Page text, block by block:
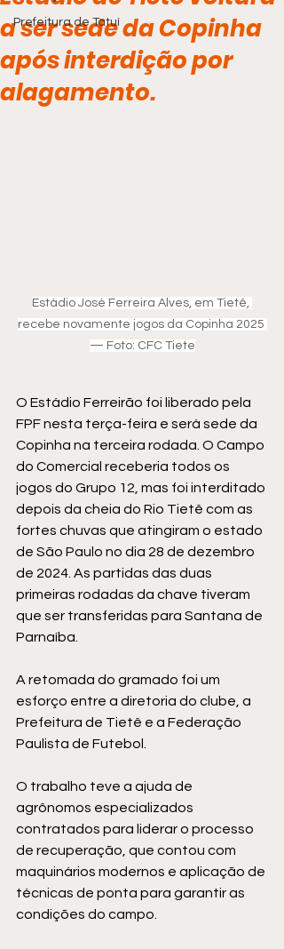
Prefeitura de Tatuí
a ser sede da Copinha
após interdição por
alagamento.
Estádio José Ferreira Alves, em Tietê,
recebe novamente jogos da Copinha 2025
— Foto: CFC Tiete
O Estádio Ferreirão foi liberado pela
FPF nesta terça-feira e será sede da
Copinha na terceira rodada. O Campo
do Comercial receberia todos os
jogos do Grupo 12, mas foi interditado
depois da cheia do Rio Tietê com as
fortes chuvas que atingiram o estado
de São Paulo no dia 28 de dezembro
de 2024. As partidas das duas
primeiras rodadas da chave tiveram
que ser transferidas para Santana de
Parnaíba.
A retomada do gramado foi um
esforço entre a diretoria do clube, a
Prefeitura de Tietê e a Federação
Paulista de Futebol.
O trabalho teve a ajuda de
agrônomos especializados
contratados para liderar o processo
de recuperação, que contou com
maquinários modernos e aplicação de
técnicas de ponta para garantir as
condições do campo.